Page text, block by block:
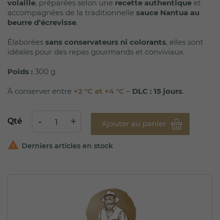
volaille, préparées selon une recette authentique et
accompagnées de la traditionnelle sauce Nantua au
beurre d’écrevisse.
Élaborées sans conservateurs ni colorants, elles sont
idéales pour des repas gourmands et conviviaux.
Poids : 300 g
À conserver entre +2 °C et +4 °C – DLC : 15 jours.
Qté Ajouter au panier
 Derniers articles en stock